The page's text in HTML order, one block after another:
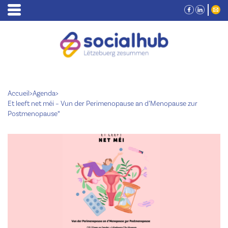
Accueil>Agenda>
Et leeft net méi – Vun der Perimenopause an d’Menopause zur
Postmenopause“